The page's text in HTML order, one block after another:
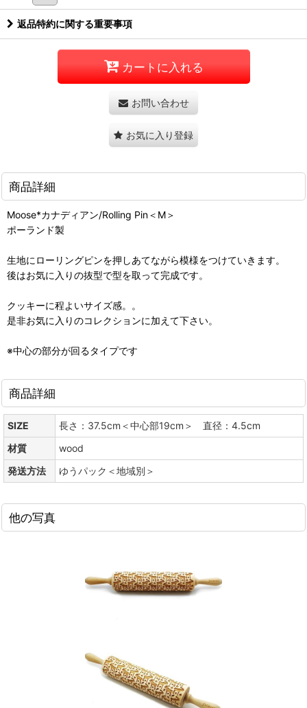
返品特約に関する重要事項
カートに入れる
お問い合わせ
お気に入り登録
商品詳細
Moose*カナディアン/Rolling Pin＜M＞
ポーランド製
生地にローリングピンを押しあてながら模様をつけていきます。
後はお気に入りの抜型で型を取って完成です。
クッキーに程よいサイズ感。。
是非お気に入りのコレクションに加えて下さい。
※中心の部分が回るタイプです
商品詳細
SIZE
長さ：37.5cm＜中心部19cm＞ 直径：4.5cm
材質
wood
発送方法
ゆうパック＜地域別＞
他の写真